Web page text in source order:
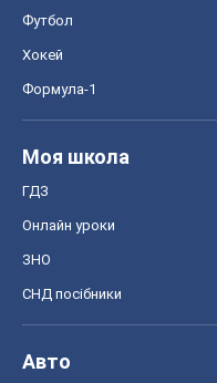
Футбол
Хокей
Формула-1
Моя школа
ГДЗ
Онлайн уроки
ЗНО
СНД посібники
Авто